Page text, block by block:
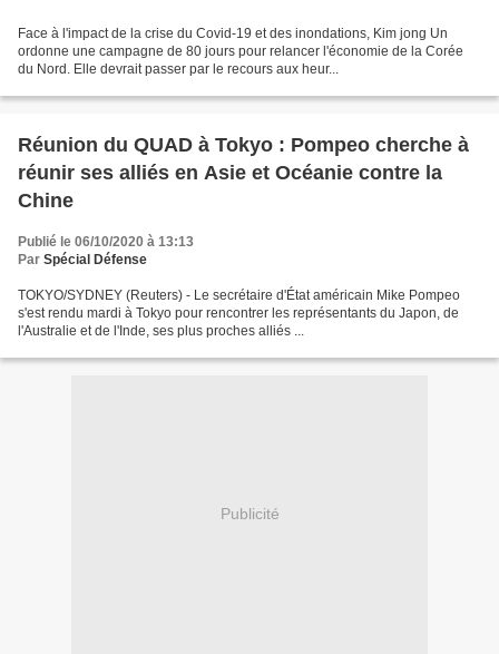
Face à l'impact de la crise du Covid-19 et des inondations, Kim jong Un
ordonne une campagne de 80 jours pour relancer l'économie de la Corée
du Nord. Elle devrait passer par le recours aux heur...
Réunion du QUAD à Tokyo : Pompeo cherche à
réunir ses alliés en Asie et Océanie contre la
Chine
Publié le 06/10/2020 à 13:13
Par Spécial Défense
TOKYO/SYDNEY (Reuters) - Le secrétaire d'État américain Mike Pompeo
s'est rendu mardi à Tokyo pour rencontrer les représentants du Japon, de
l'Australie et de l'Inde, ses plus proches alliés ...
Publicité